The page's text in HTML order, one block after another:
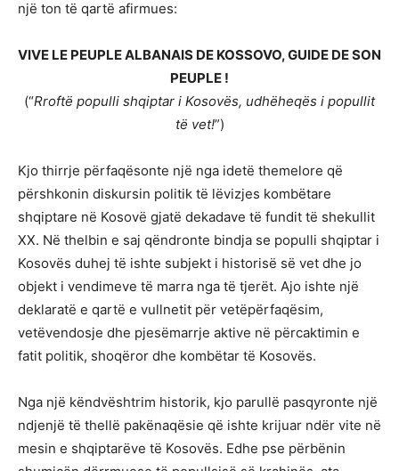
një ton të qartë afirmues:
VIVE LE PEUPLE ALBANAIS DE KOSSOVO, GUIDE DE SON
PEUPLE !
(“Rroftë populli shqiptar i Kosovës, udhëheqës i popullit
të vet!”)
Kjo thirrje përfaqësonte një nga idetë themelore që
përshkonin diskursin politik të lëvizjes kombëtare
shqiptare në Kosovë gjatë dekadave të fundit të shekullit
XX. Në thelbin e saj qëndronte bindja se populli shqiptar i
Kosovës duhej të ishte subjekt i historisë së vet dhe jo
objekt i vendimeve të marra nga të tjerët. Ajo ishte një
deklaratë e qartë e vullnetit për vetëpërfaqësim,
vetëvendosje dhe pjesëmarrje aktive në përcaktimin e
fatit politik, shoqëror dhe kombëtar të Kosovës.
Nga një këndvështrim historik, kjo parullë pasqyronte një
ndjenjë të thellë pakënaqësie që ishte krijuar ndër vite në
mesin e shqiptarëve të Kosovës. Edhe pse përbënin